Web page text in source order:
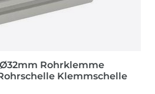
Rohrklemme
Klemmschelle